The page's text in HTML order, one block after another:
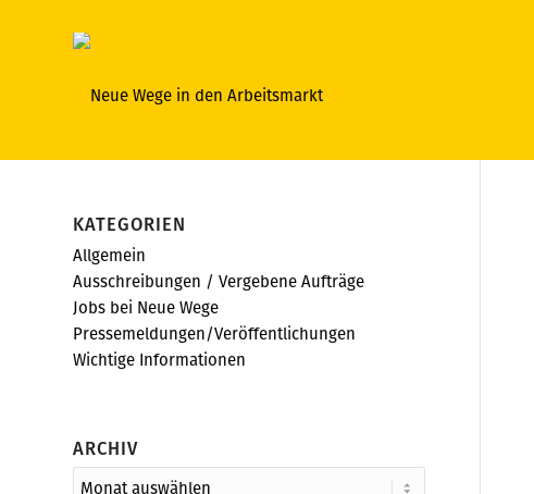
KATEGORIEN
Allgemein
Ausschreibungen / Vergebene Aufträge
Jobs bei Neue Wege
Pressemeldungen/Veröffentlichungen
Wichtige Informationen
ARCHIV